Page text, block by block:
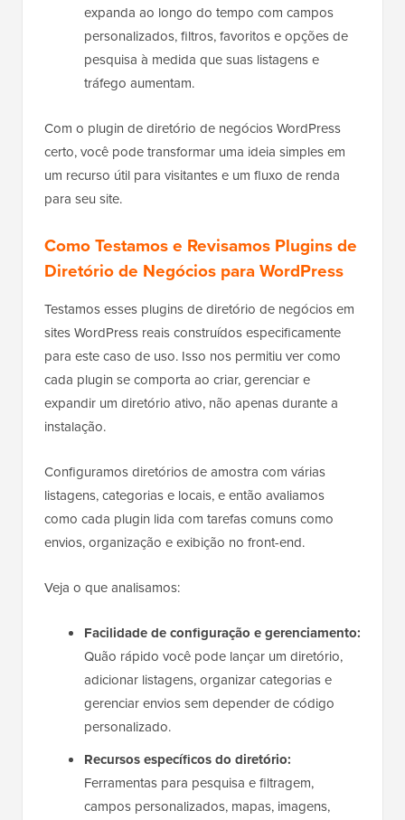
expanda ao longo do tempo com campos
personalizados, filtros, favoritos e opções de
pesquisa à medida que suas listagens e
tráfego aumentam.
Com o plugin de diretório de negócios WordPress
certo, você pode transformar uma ideia simples em
um recurso útil para visitantes e um fluxo de renda
para seu site.
Como Testamos e Revisamos Plugins de
Diretório de Negócios para WordPress
Testamos esses plugins de diretório de negócios em
sites WordPress reais construídos especificamente
para este caso de uso. Isso nos permitiu ver como
cada plugin se comporta ao criar, gerenciar e
expandir um diretório ativo, não apenas durante a
instalação.
Configuramos diretórios de amostra com várias
listagens, categorias e locais, e então avaliamos
como cada plugin lida com tarefas comuns como
envios, organização e exibição no front-end.
Veja o que analisamos:
Facilidade de configuração e gerenciamento:
Quão rápido você pode lançar um diretório,
adicionar listagens, organizar categorias e
gerenciar envios sem depender de código
personalizado.
Recursos específicos do diretório:
Ferramentas para pesquisa e filtragem,
campos personalizados, mapas, imagens,